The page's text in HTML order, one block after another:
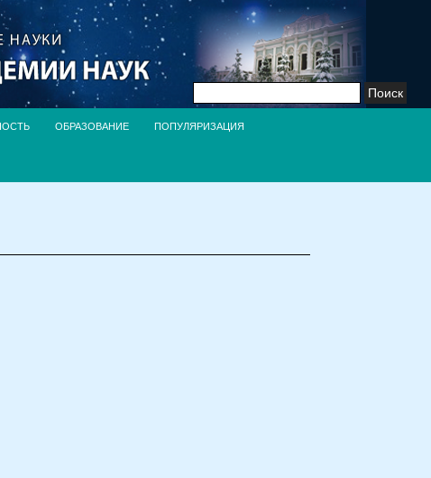
Найти:
ОБРАЗОВАНИЕ ПОПУЛЯРИЗАЦИЯ